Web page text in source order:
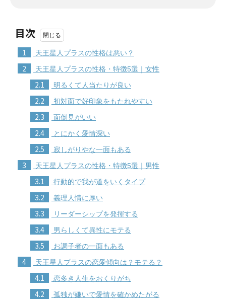
目次
1 天王星人プラスの性格は悪い？
2 天王星人プラスの性格・特徴5選｜女性
2.1 明るくて人当たりが良い
2.2 初対面で好印象をもたれやすい
2.3 面倒見がいい
2.4 とにかく愛情深い
2.5 寂しがりやな一面もある
3 天王星人プラスの性格・特徴5選｜男性
3.1 行動的で我が道をいくタイプ
3.2 義理人情に厚い
3.3 リーダーシップを発揮する
3.4 男らしくて異性にモテる
3.5 お調子者の一面もある
4 天王星人プラスの恋愛傾向は？モテる？
4.1 恋多き人生をおくりがち
4.2 孤独が嫌いで愛情を確かめたがる